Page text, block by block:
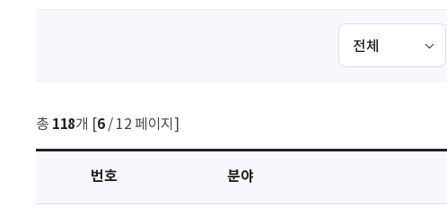
총 118개 [6/ 12 페이지]
번호 분야